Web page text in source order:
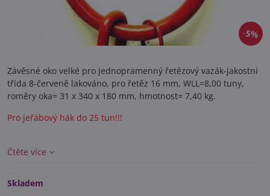
5%
Závěsné oko velké pro jednopramenný řetězový vazák-jakostní
třída 8-červeně lakováno, pro řetěz 16 mm, WLL=8,00 tuny,
roměry oka= 31 x 340 x 180 mm, hmotnost= 7,40 kg.
Pro jeřábový hák do 25 tun!!!
Čtěte více
Skladem